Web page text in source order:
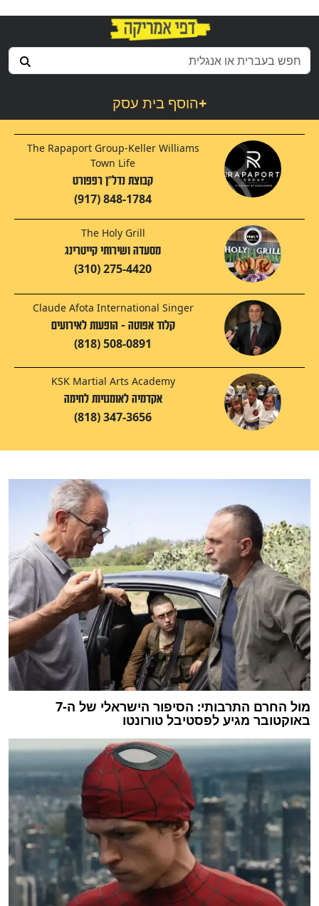
הוסף בית עסק+
The Rapaport Group-Keller Williams
Town Life
קבוצת נדל"ן רפפורט
(917) 848-1784
The Holy Grill
מסעדה ושירותי קייטרינג
(310) 275-4420
Claude Afota International Singer
קלוד אפוטה - הופעות לאירועים
(818) 508-0891
KSK Martial Arts Academy
אקדמיה לאומנויות לחימה
(818) 347-3656
מול החרם התרבותי: הסיפור הישראלי של ה-7
באוקטובר מגיע לפסטיבל טורונטו